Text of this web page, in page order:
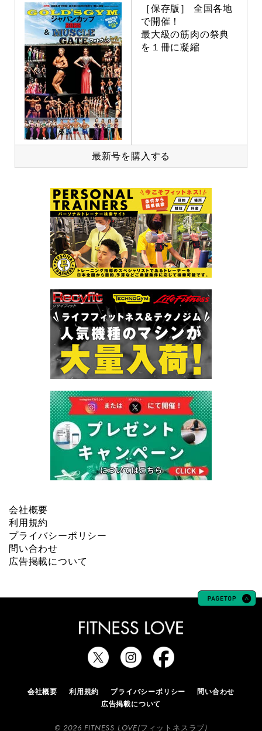
［保存版］ 全国各地
で開催！
最大級の筋肉の祭典
を１冊に凝縮
最新号を購入する
会社概要
利用規約
プライバシーポリシー
問い合わせ
広告掲載について
会社概要 利用規約 プライバシーポリシー
問い合わせ
広告掲載について
© 2026 FITNESS LOVE(フィットネスラブ)